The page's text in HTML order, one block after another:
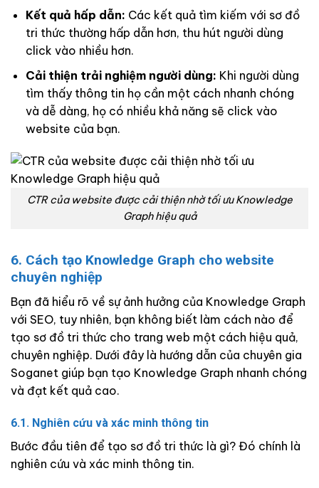
Kết quả hấp dẫn: Các kết quả tìm kiếm với sơ đồ
tri thức thường hấp dẫn hơn, thu hút người dùng
click vào nhiều hơn.
Cải thiện trải nghiệm người dùng: Khi người dùng
tìm thấy thông tin họ cần một cách nhanh chóng
và dễ dàng, họ có nhiều khả năng sẽ click vào
website của bạn.
CTR của website được cải thiện nhờ tối ưu Knowledge
Graph hiệu quả
6. Cách tạo Knowledge Graph cho website
chuyên nghiệp
Bạn đã hiểu rõ về sự ảnh hưởng của Knowledge Graph
với SEO, tuy nhiên, bạn không biết làm cách nào để
tạo sơ đồ tri thức cho trang web một cách hiệu quả,
chuyên nghiệp. Dưới đây là hướng dẫn của chuyên gia
Soganet giúp bạn tạo Knowledge Graph nhanh chóng
và đạt kết quả cao.
6.1. Nghiên cứu và xác minh thông tin
Bước đầu tiên để tạo sơ đồ tri thức là gì? Đó chính là
nghiên cứu và xác minh thông tin.